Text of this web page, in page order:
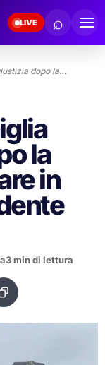
LIVE ⌕
dopo la…
la
in
3 min di lettura